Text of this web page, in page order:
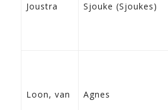
Joustra Sjouke (Sjoukes)
Loon, van Agnes